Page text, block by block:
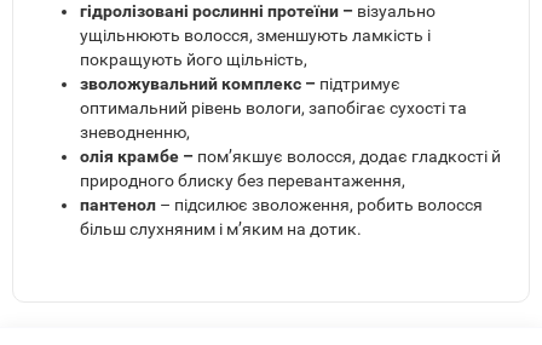
гідролізовані рослинні протеїни – візуально
ущільнюють волосся, зменшують ламкість і
покращують його щільність,
зволожувальний комплекс – підтримує
оптимальний рівень вологи, запобігає сухості та
зневодненню,
олія крамбе – пом’якшує волосся, додає гладкості й
природного блиску без перевантаження,
пантенол – підсилює зволоження, робить волосся
більш слухняним і м’яким на дотик.